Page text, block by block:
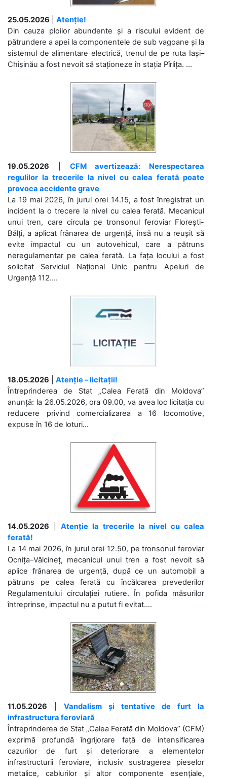
25.05.2026
Atenție!
Din cauza ploilor abundente și a riscului evident de
pătrundere a apei la componentele de sub vagoane și la
sistemul de alimentare electrică, trenul de pe ruta Iași–
Chișinău a fost nevoit să staționeze în stația Pîrlița. ...
19.05.2026
CFM avertizează: Nerespectarea
regulilor la trecerile la nivel cu calea ferată poate
provoca accidente grave
La 19 mai 2026, în jurul orei 14.15, a fost înregistrat un
incident la o trecere la nivel cu calea ferată. Mecanicul
unui tren, care circula pe tronsonul feroviar Florești-
Bălți, a aplicat frânarea de urgență, însă nu a reușit să
evite impactul cu un autovehicul, care a pătruns
neregulamentar pe calea ferată. La fața locului a fost
solicitat Serviciul Național Unic pentru Apeluri de
Urgență 112....
18.05.2026
Atenție – licitații!
Întreprinderea de Stat „Calea Ferată din Moldova”
anunță: la 26.05.2026, ora 09.00, va avea loc licitaţia cu
reducere privind comercializarea a 16 locomotive,
expuse în 16 de loturi...
14.05.2026
Atenție la trecerile la nivel cu calea
ferată!
La 14 mai 2026, în jurul orei 12.50, pe tronsonul feroviar
Ocnița–Vălcineț, mecanicul unui tren a fost nevoit să
aplice frânarea de urgență, după ce un automobil a
pătruns pe calea ferată cu încălcarea prevederilor
Regulamentului circulației rutiere. În pofida măsurilor
întreprinse, impactul nu a putut fi evitat....
11.05.2026
Vandalism și tentative de furt la
infrastructura feroviară
Întreprinderea de Stat „Calea Ferată din Moldova” (CFM)
exprimă profundă îngrijorare față de intensificarea
cazurilor de furt și deteriorare a elementelor
infrastructurii feroviare, inclusiv sustragerea pieselor
metalice, cablurilor și altor componente esențiale,